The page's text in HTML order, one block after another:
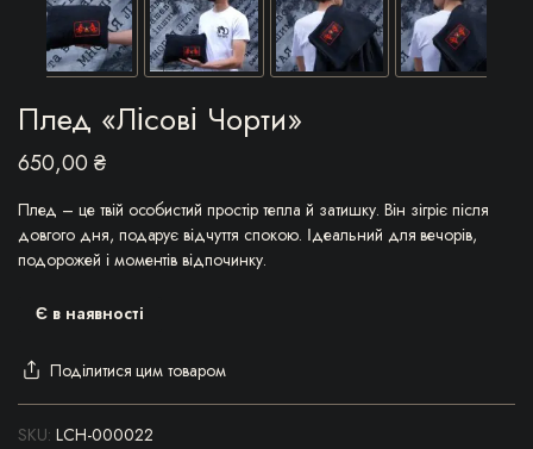
Плед «Лісові Чорти»
650,00 ₴
Плед – це твій особистий простір тепла й затишку. Він зігріє після
довгого дня, подарує відчуття спокою. Ідеальний для вечорів,
подорожей і моментів відпочинку.
Є в наявності
Поділитися цим товаром
SKU: LCH-000022